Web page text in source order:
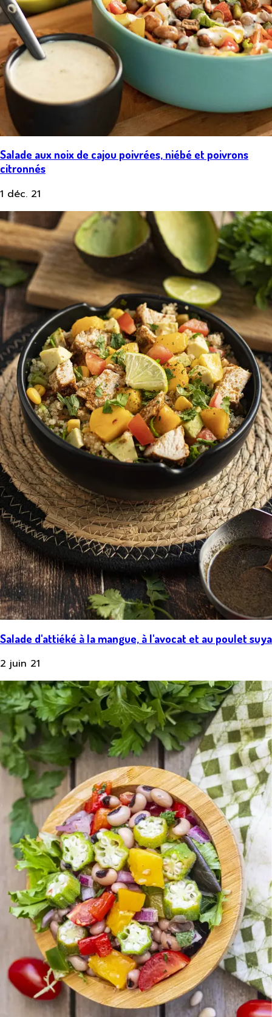
Salade aux noix de cajou poivrées, niébé et poivrons
citronnés
1 déc. 21
Salade d'attiéké à la mangue, à l'avocat et au poulet suya
2 juin 21